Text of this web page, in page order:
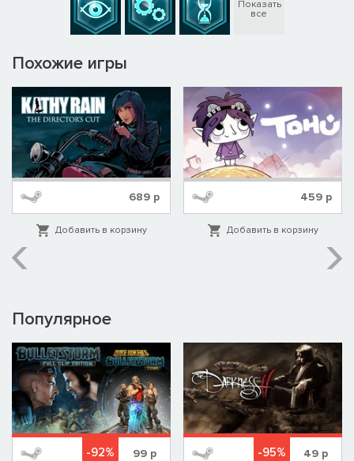
Показать
все
Похожие игры
689 р
Добавить в корзину
459р
Добавить в корзину
Популярное
-92% 99р -95% 49 р